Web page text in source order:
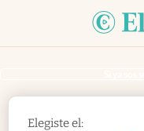
Elegiste el: